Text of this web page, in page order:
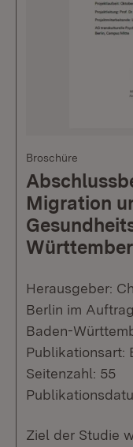
Broschüre
Migration
Herausgeber:
Berlin im
Baden-
Publikationsart:
Seitenzahl: 55
Ziel der Studie